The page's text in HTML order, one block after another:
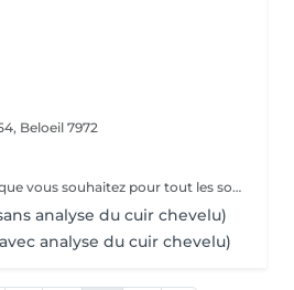
Beloeil 7972
Bon cadeau de la valeur que vous souhaitez pour tout les soins proposez chez essencia
analyse du cuir chevelu)
analyse du cuir chevelu)